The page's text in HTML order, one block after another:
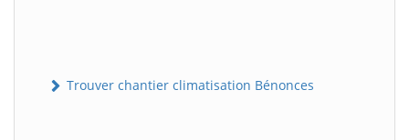
Trouver chantier climatisation Bénonces